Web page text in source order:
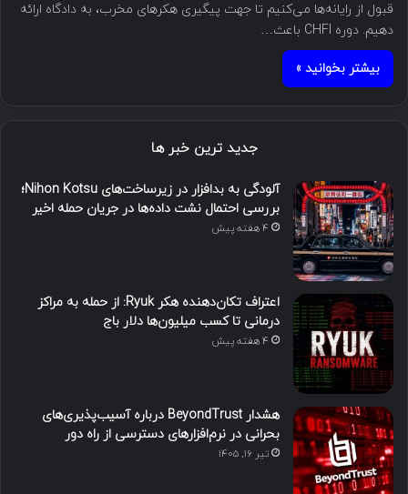
قبول از رایانه‌ها می‌کنیم تا جهت پیگیری هکرهای مخرب، به دادگاه ارائه
دهیم. دوره CHFI باعث…
بیشتر بخوانید »
جدید ترین خبر ها
آلودگی به بدافزار در زیرساخت‌های Nihon Kotsu؛
بررسی احتمال نشت داده‌ها در جریان حمله اخیر
4 هفته پیش
اعتراف تکان‌دهنده هکر Ryuk: از حمله به مراکز
درمانی تا کسب میلیون‌ها دلار باج
4 هفته پیش
هشدار BeyondTrust درباره آسیب‌پذیری‌های
بحرانی در نرم‌افزارهای دسترسی از راه دور
تیر ۱۶, ۱۴۰۵